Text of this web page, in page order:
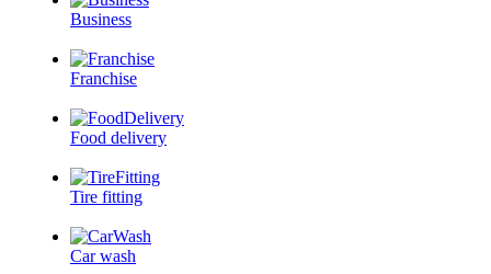
Business
Franchise
Food delivery
Tire fitting
Car wash